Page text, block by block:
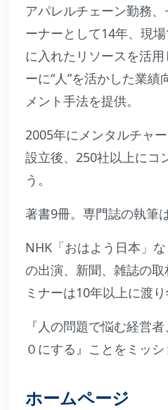
アパレルチェーン勤務
ーナーとして14年、現
に入れたリソースを活
ーに“人”を活かした業
メント手法を提供。
2005年にメンタルチャ
設立後、250社以上にコ
う。
著書9冊。専門誌の執筆
NHK「おはよう日本」
の出演、新聞、雑誌の
ミナーは10年以上に渡り
『人の問題で悩む経営
０にする』ことをミッシ
ホームページ